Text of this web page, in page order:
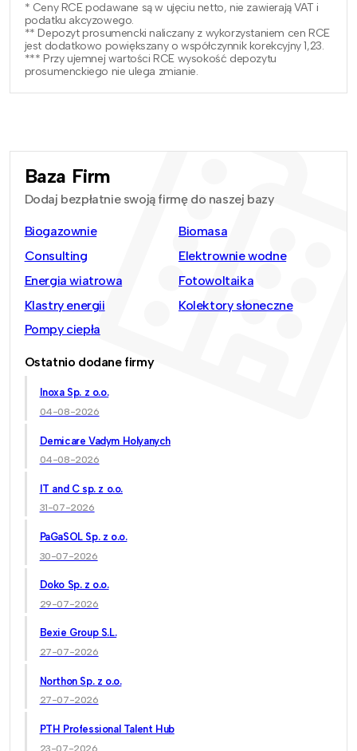
* Ceny RCE podawane są w ujęciu netto, nie zawierają VAT i
podatku akcyzowego.
** Depozyt prosumencki naliczany z wykorzystaniem cen RCE
jest dodatkowo powiększany o współczynnik korekcyjny 1,23.
*** Przy ujemnej wartości RCE wysokość depozytu
prosumenckiego nie ulega zmianie.
Baza Firm
Dodaj bezpłatnie swoją firmę do naszej bazy
Biogazownie
Biomasa
Consulting
Elektrownie wodne
Energia wiatrowa
Fotowoltaika
Klastry energii
Kolektory słoneczne
Pompy ciepła
Ostatnio dodane firmy
Inoxa Sp. z o.o.
04-08-2026
Demicare Vadym Holyanych
04-08-2026
IT and C sp. z o.o.
31-07-2026
PaGaSOL Sp. z o.o.
30-07-2026
Doko Sp. z o.o.
29-07-2026
Bexie Group S.L.
27-07-2026
Northon Sp. z o.o.
27-07-2026
PTH Professional Talent Hub
23-07-2026